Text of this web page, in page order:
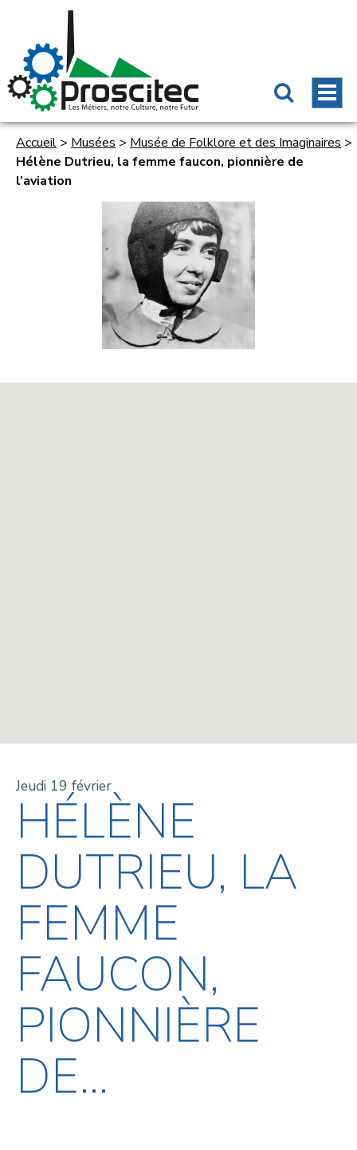
Accueil > Musées > Musée de Folklore et des Imaginaires >
Hélène Dutrieu, la femme faucon, pionnière de
l’aviation
Jeudi 19 février
HÉLÈNE
DUTRIEU, LA
FEMME
FAUCON,
PIONNIÈRE
DE...